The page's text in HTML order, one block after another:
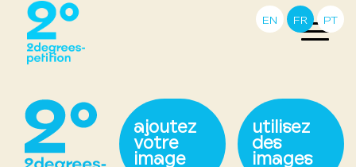
ajoutez
votre
image
utilisez
des
images
EN FR PT